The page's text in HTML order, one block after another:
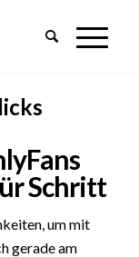
Schritt
um mit
gerade am